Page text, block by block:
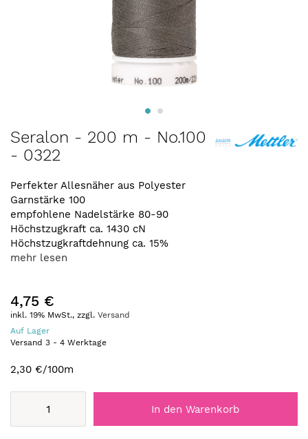
Anfang
der
springen
Seralon - 200 m - No.100
- 0322
Perfekter Allesnäher aus Polyester
Garnstärke 100
empfohlene Nadelstärke 80-90
Höchstzugkraft ca. 1430 cN
Höchstzugkraftdehnung ca. 15%
mehr lesen
4,75 €
inkl. 19% MwSt., zzgl. Versand
Auf Lager
Versand 3 - 4 Werktage
2,30 €/100m
In den Warenkorb